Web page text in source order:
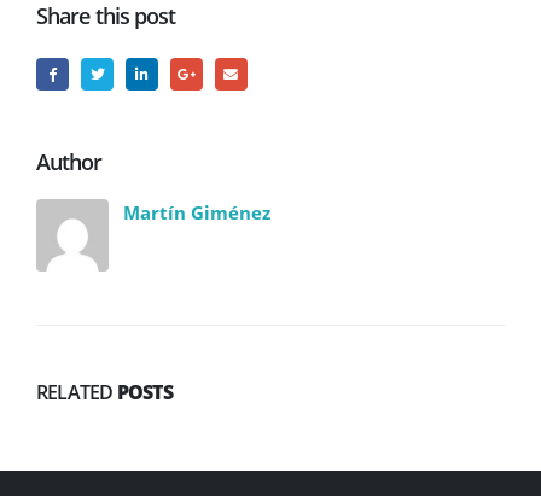
Share this post
Author
Martín Giménez
RELATED POSTS